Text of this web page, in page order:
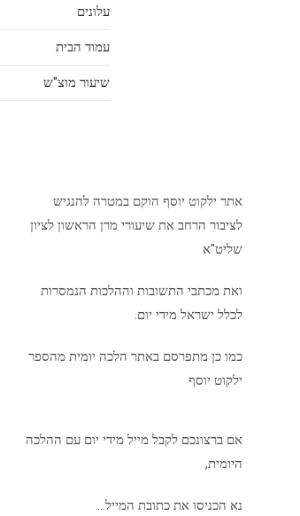
עלונים
עמוד הבית
שיעור מוצ"ש
אתר ילקוט יוסף הוקם במטרה להנגיש
לציבור הרחב את שיעורי מרן הראשון לציון
שליט"א
ואת מכתבי התשובות וההלכות הנמסרות
לכלל ישראל מידי יום.
כמו כן מתפרסם באתר הלכה יומית מהספר
ילקוט יוסף
אם ברצונכם לקבל מייל מידי יום עם ההלכה
היומית,
נא הכניסו את כתובת המייל…